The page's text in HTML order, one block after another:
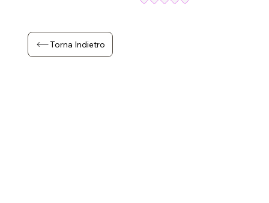
Torna Indietro